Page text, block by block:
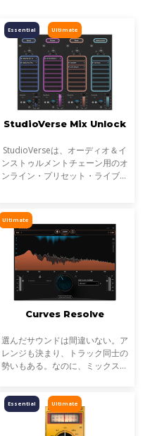
Ultimate
Essential
StudioVerse Mix Unlock
StudioVerseは、オーディオ＆イ
ンストゥルメントチェーン用のオ
ンライン・プリセット・ライブラ
し、完成済みのミックス、サンプ
ル、ループ素材を瞬時に解
Ultimate
Curves Resolve
選んだサウンドは間違いない。ア
レンジも決まり、トラック同士の
勢いもある。なのに、ミックスが
らです。これが音のマスキングと
言われる現象です。
Ultimate
Essential